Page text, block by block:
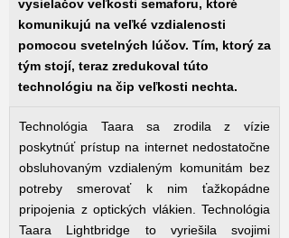
vysielačov veľkosti semaforu, ktoré
komunikujú na veľké vzdialenosti
pomocou svetelných lúčov. Tím, ktorý za
tým stojí, teraz zredukoval túto
technológiu na čip veľkosti nechta.
Technológia Taara sa zrodila z vízie
poskytnúť prístup na internet nedostatočne
obsluhovaným vzdialeným komunitám bez
potreby smerovať k nim ťažkopádne
pripojenia z optických vlákien. Technológia
Taara Lightbridge to vyriešila svojimi